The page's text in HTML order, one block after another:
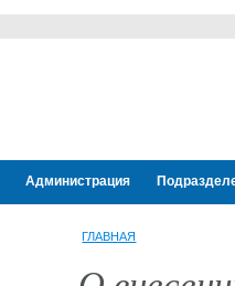
Администрация
ГЛАВНАЯ